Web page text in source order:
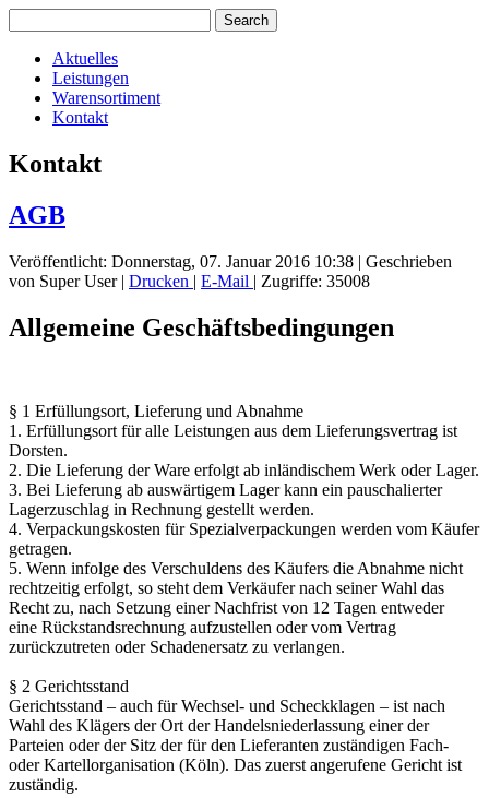
Aktuelles
Leistungen
Warensortiment
Kontakt
Kontakt
AGB
Veröffentlicht: Donnerstag, 07. Januar 2016 10:38 | Geschrieben
von Super User| Drucken | E-Mail | Zugriffe: 35008
Allgemeine Geschäftsbedingungen
§ 1 Erfüllungsort, Lieferung und Abnahme
1. Erfüllungsort für alle Leistungen aus dem Lieferungsvertrag ist
Dorsten.
2. Die Lieferung der Ware erfolgt ab inländischem Werk oder Lager.
3. Bei Lieferung ab auswärtigem Lager kann ein pauschalierter
Lagerzuschlag in Rechnung gestellt werden.
4. Verpackungskosten für Spezialverpackungen werden vom Käufer
getragen.
5. Wenn infolge des Verschuldens des Käufers die Abnahme nicht
rechtzeitig erfolgt, so steht dem Verkäufer nach seiner Wahl das
Recht zu, nach Setzung einer Nachfrist von 12 Tagen entweder
eine Rückstandsrechnung aufzustellen oder vom Vertrag
zurückzutreten oder Schadenersatz zu verlangen.
§ 2 Gerichtsstand
Gerichtsstand – auch für Wechsel- und Scheckklagen – ist nach
Wahl des Klägers der Ort der Handelsniederlassung einer der
Parteien oder der Sitz der für den Lieferanten zuständigen Fach-
oder Kartellorganisation (Köln). Das zuerst angerufene Gericht ist
zuständig.